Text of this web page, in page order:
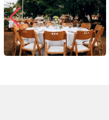
לחוק, יש לוודא שעות פעילות מול